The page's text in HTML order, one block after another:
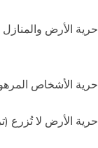
حرية الأرض والمنازل
حرية الأشخاص
حرية الأرض لا تُزرع